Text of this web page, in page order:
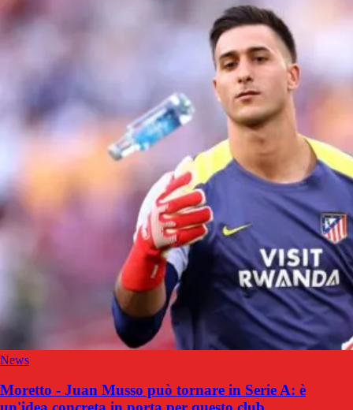
News
Moretto - Juan Musso può tornare in Serie A: è